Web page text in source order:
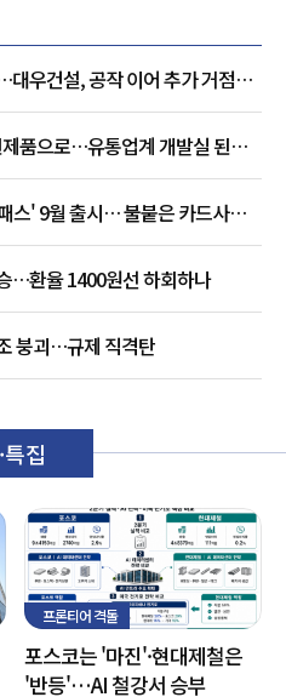
우건설, 공작 이어 추가 거점
품으로…유통업계 개발실 된
스' 9월 출시… 불붙은 카드사
…환율 1400원선 하회하나
붕괴…규제 직격탄
특집
프론티어 격돌
포스코는 '마진'·현대제철은
'반등'…AI 철강서 승부